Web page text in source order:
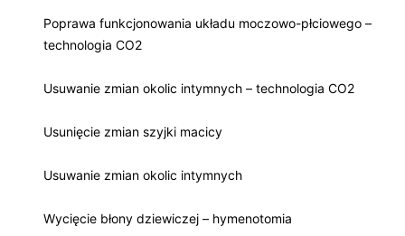
Poprawa funkcjonowania układu moczowo-płciowego –
technologia CO2
Usuwanie zmian okolic intymnych – technologia CO2
Usunięcie zmian szyjki macicy
Usuwanie zmian okolic intymnych
Wycięcie błony dziewiczej – hymenotomia